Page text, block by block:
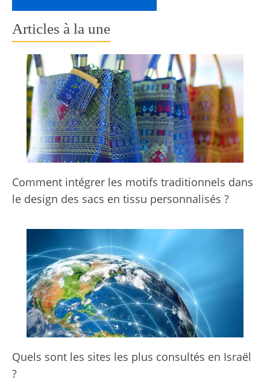
Articles à la une
Comment intégrer les motifs traditionnels dans
le design des sacs en tissu personnalisés ?
Quels sont les sites les plus consultés en Israël
?